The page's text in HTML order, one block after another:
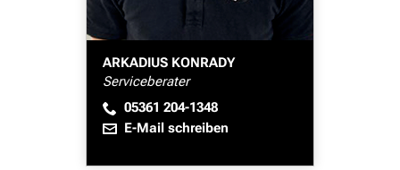
ARKADIUS KONRADY
Serviceberater
05361 204-1348
E-Mail schreiben